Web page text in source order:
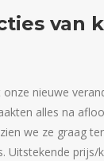
van
onze nieuwe
alles na
we ze graag
Uitstekende prijs/